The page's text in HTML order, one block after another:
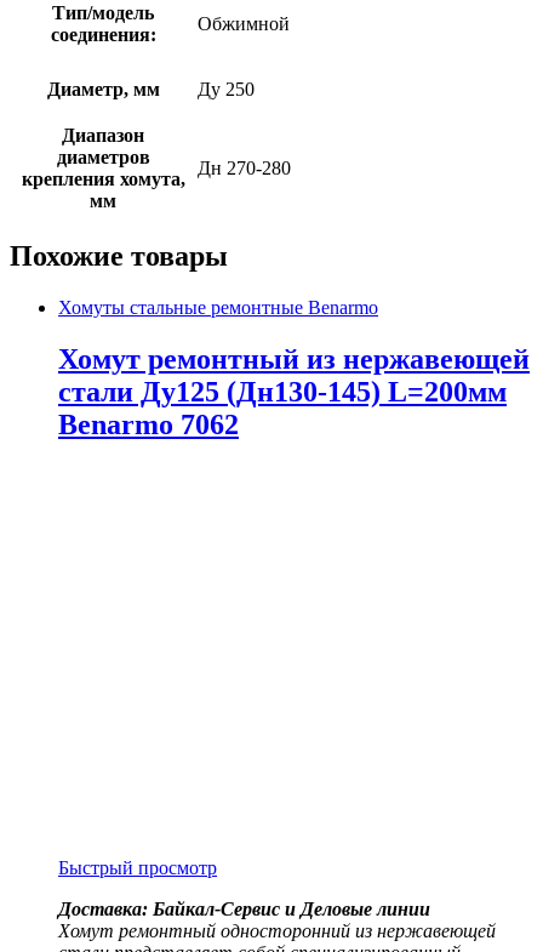
Тип/модель
соединения:
Обжимной
Диаметр, мм Ду 250
Диапазон
диаметров
крепления хомута,
мм
Дн 270-280
Похожие товары
Хомуты стальные ремонтные Benarmo
Хомут ремонтный из нержавеющей
стали Ду125 (Дн130-145) L=200мм
Benarmo 7062
Быстрый просмотр
Доставка: Байкал-Сервис и Деловые линии
Хомут ремонтный односторонний из нержавеющей